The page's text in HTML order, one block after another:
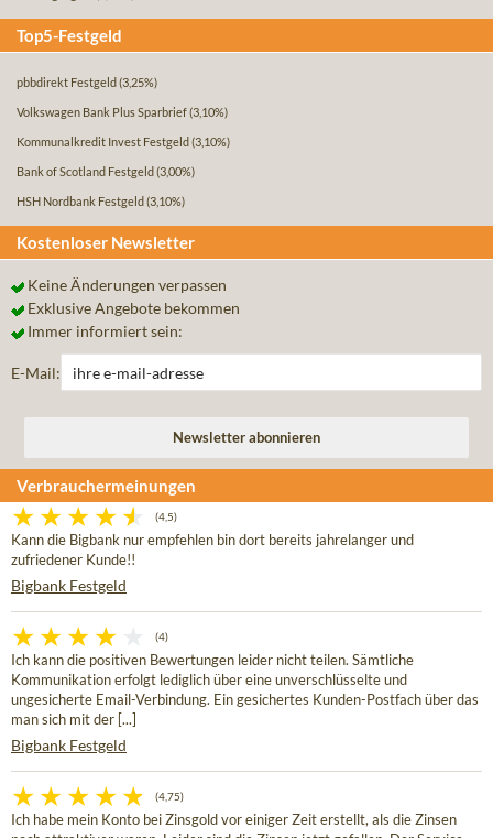
Top5-Festgeld
pbbdirekt Festgeld (3,25%)
Volkswagen Bank Plus Sparbrief(3,10%)
Kommunalkredit Invest Festgeld (3,10%)
Bank of Scotland Festgeld (3,00%)
HSH Nordbank Festgeld (3,10%)
Kostenloser Newsletter
Keine Änderungen verpassen
Exklusive Angebote bekommen
Immer informiert sein:
E-Mail:
Verbrauchermeinungen
(4,5)
Kann die Bigbank nur empfehlen bin dort bereits jahrelanger und
zufriedener Kunde!!
Bigbank Festgeld
(4)
Ich kann die positiven Bewertungen leider nicht teilen. Sämtliche
Kommunikation erfolgt lediglich über eine unverschlüsselte und
ungesicherte Email-Verbindung. Ein gesichertes Kunden-Postfach über das
man sich mit der [...]
Bigbank Festgeld
(4,75)
Ich habe mein Konto bei Zinsgold vor einiger Zeit erstellt, als die Zinsen